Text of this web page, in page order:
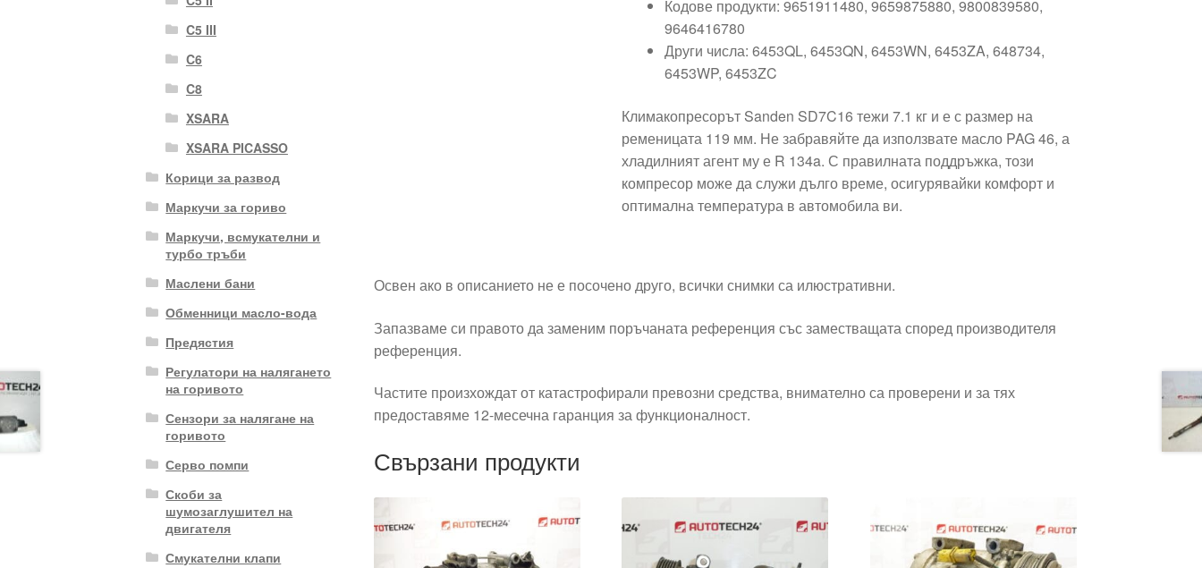
Кодове продукти: 9651911480, 9659875880, 9800839580,
9646416780
Други числа: 6453QL, 6453QN, 6453WN, 6453ZA, 648734,
6453WP, 6453ZC
Климакопресорът Sanden SD7C16 тежи 7.1 кг и е с размер на
ременицата 119 мм. Не забравяйте да използвате масло PAG 46, а
хладилният агент му е R 134a. С правилната поддръжка, този
компресор може да служи дълго време, осигурявайки комфорт и
оптимална температура в автомобила ви.
Освен ако в описанието не е посочено друго, всички снимки са илюстративни.
Запазваме си правото да заменим поръчаната референция със заместващата според производителя
референция.
Частите произхождат от катастрофирали превозни средства, внимателно са проверени и за тях
предоставяме 12-месечна гаранция за функционалност.
Свързани продукти
C5 III
C6
C8
XSARA
XSARA PICASSO
Корици за развод
Маркучи за гориво
Маркучи, всмукателни и
турбо тръби
Маслени бани
Обменници масло-вода
Предястия
Регулатори на налягането
на горивото
Сензори за налягане на
горивото
Серво помпи
Скоби за
шумозаглушител на
двигателя
Смукателни клапи